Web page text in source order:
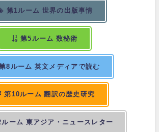
第1ルーム 世界の出版事情
第5ルーム 数秘術
8ルーム 英文メディアで読む
第10ルーム 翻訳の歴史研究
ーム 東アジア・ニュースレター